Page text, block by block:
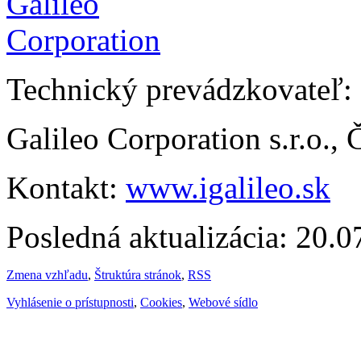
Technický prevádzkovateľ:
Galileo Corporation s.r.o.,
Kontakt: www.igalileo.sk
Posledná aktualizácia:
Zmena vzhľadu, Štruktúra stránok, RSS
Vyhlásenie o prístupnosti, Cookies, Webové sídlo